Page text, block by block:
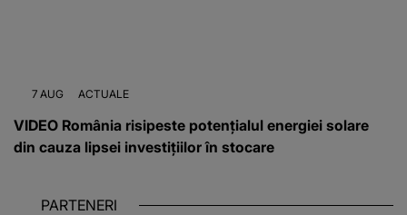
7 AUG ACTUALE
VIDEO România risipeste potențialul energiei solare
din cauza lipsei investițiilor în stocare
PARTENERI